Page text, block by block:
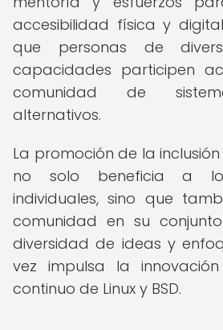
accesibilidad física y
que personas de
capacidades participen
comunidad de
alternativos.
La promoción de la
no solo beneficia a
individuales, sino que
comunidad en su
diversidad de ideas y
vez impulsa la
continuo de Linux y BSD.